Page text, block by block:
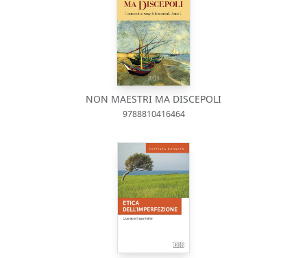
NON MAESTRI MA DISCEPOLI
9788810416464